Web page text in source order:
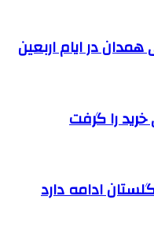
را گرفت
ادامه دارد